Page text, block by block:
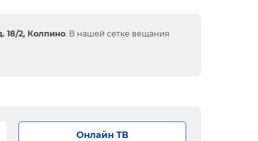
18/2, Колпино. В нашей сетке вещания
Онлайн ТВ